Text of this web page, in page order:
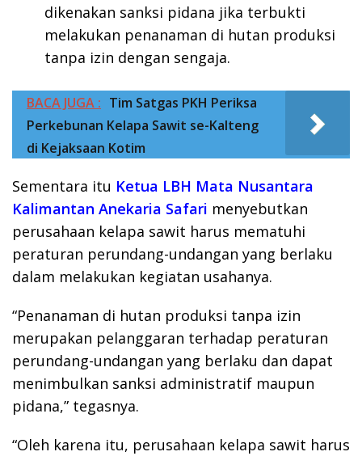
dikenakan sanksi pidana jika terbukti
melakukan penanaman di hutan produksi
tanpa izin dengan sengaja.
BACA JUGA : Tim Satgas PKH Periksa
Perkebunan Kelapa Sawit se-Kalteng
di Kejaksaan Kotim
Sementara itu Ketua LBH Mata Nusantara
Kalimantan Anekaria Safari menyebutkan
perusahaan kelapa sawit harus mematuhi
peraturan perundang-undangan yang berlaku
dalam melakukan kegiatan usahanya.
“Penanaman di hutan produksi tanpa izin
merupakan pelanggaran terhadap peraturan
perundang-undangan yang berlaku dan dapat
menimbulkan sanksi administratif maupun
pidana,” tegasnya.
“Oleh karena itu, perusahaan kelapa sawit harus